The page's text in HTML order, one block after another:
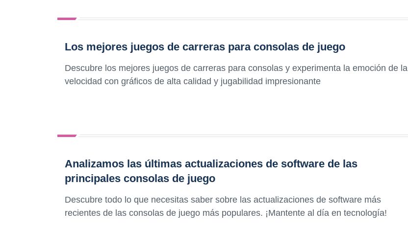
Los mejores juegos de carreras para consolas de juego
Descubre los mejores juegos de carreras para consolas y experimenta la emoción de la
velocidad con gráficos de alta calidad y jugabilidad impresionante
Analizamos las últimas actualizaciones de software de las
principales consolas de juego
Descubre todo lo que necesitas saber sobre las actualizaciones de software más
recientes de las consolas de juego más populares. ¡Mantente al día en tecnología!